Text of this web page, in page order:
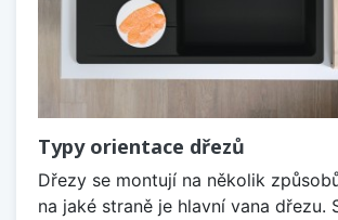
Typy orientace dřezů
Dřezy se montují na několik
na jaké straně je hlavní vana dřezu.